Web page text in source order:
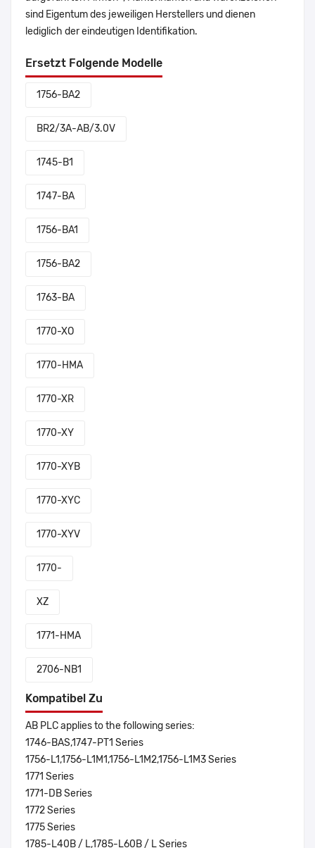
sind Eigentum des jeweiligen Herstellers und dienen
lediglich der eindeutigen Identifikation.
Ersetzt Folgende Modelle
1756-BA2
BR2/3A-AB/3.0V
1745-B1
1747-BA
1756-BA1
1756-BA2
1763-BA
1770-XO
1770-HMA
1770-XR
1770-XY
1770-XYB
1770-XYC
1770-XYV
1770-
XZ
1771-HMA
2706-NB1
Kompatibel Zu
AB PLC applies to the following series:
1746-BAS,1747-PT1 Series
1756-L1,1756-L1M1,1756-L1M2,1756-L1M3 Series
1771 Series
1771-DB Series
1772 Series
1775 Series
1785-L40B / L,1785-L60B / L Series